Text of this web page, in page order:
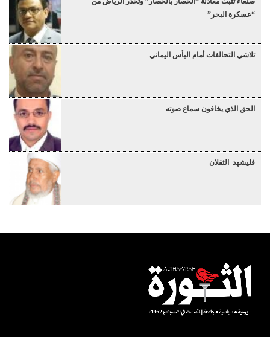
“عسكرة البحر”
تلاشي التحالفات أمام البأس اليماني
الحق الذي يخافون سماع صوته
فليشهد الثقلان